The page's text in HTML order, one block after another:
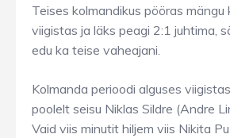
Teises kolmandikus pööras mängu
viigistas ja läks peagi 2:1 juhtima,
edu ka teise vaheajani.
Kolmanda perioodi alguses
poolelt seisu Niklas Sildre (Andre
Vaid viis minutit hiljem viis Nikita